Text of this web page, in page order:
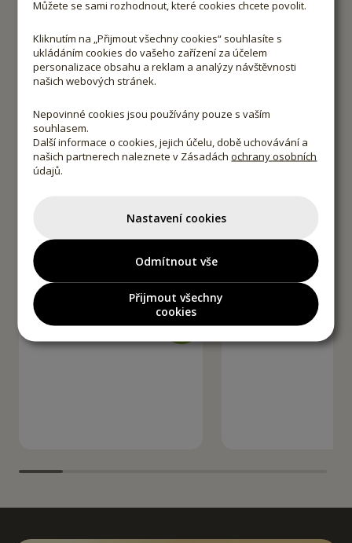
Bio Chili - vločky
25g 70g 150g
Cena bez registrace
132 €
pro
klubu
-10%
119 Kč
90g 230g
118 €
Můžete se sami rozhodnout, které cookies chcete povolit.
Kliknutím na „Přijmout všechny cookies“ souhlasíte s
ukládáním cookies do vašeho zařízení za účelem
personalizace obsahu a reklam a analýzy návštěvnosti
našich webových stránek.
Nepovinné cookies jsou používány pouze s vaším
souhlasem.
Další informace o cookies, jejich účelu, době uchovávání a
našich partnerech naleznete v Zásadáchochrany osobních
údajů.
Nastavení cookies
Odmítnout vše
Přijmout všechny
cookies